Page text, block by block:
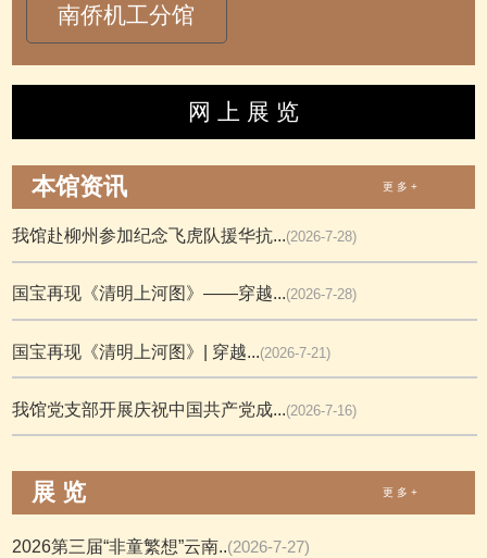
南侨机工分馆
网 上 展 览
本馆资讯 更 多 +
我馆赴柳州参加纪念飞虎队援华抗...(2026-7-28)
国宝再现《清明上河图》——穿越...(2026-7-28)
国宝再现《清明上河图》| 穿越...(2026-7-21)
我馆党支部开展庆祝中国共产党成...(2026-7-16)
展 览 更 多 +
2026第三届“非童繁想”云南..(2026-7-27)